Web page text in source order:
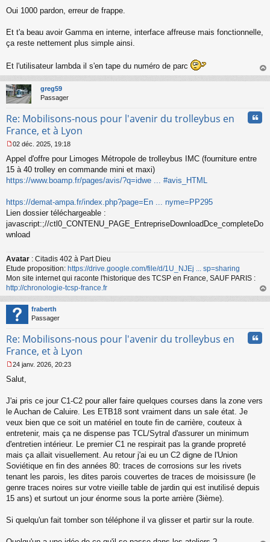
e
s
g
n
o
n
l
u
Oui 1000 pardon, erreur de frappe.
Et t'a beau avoir Gamma en interne, interface affreuse mais fonctionnelle,
ça reste nettement plus simple ainsi.
Et l'utilisateur lambda il s'en tape du numéro de parc
au
greg59
Passager
Re: Mobilisons-nous pour l'avenir du trolleybus en
France, et à Lyon
e
s
s
a
e
n
o
n
02 déc. 2025, 19:18
Appel d'offre pour Limoges Métropole de trolleybus IMC (fourniture entre
15 à 40 trolley en commande mini et maxi)
https://www.boamp.fr/pages/avis/?q=idwe ... #avis_HTML
https://demat-ampa.fr/index.php?page=En ... nyme=PP295
Lien dossier téléchargeable :
javascript:;//ctl0_CONTENU_PAGE_EntrepriseDownloadDce_completeDo
wnload
Avatar : Citadis 402 à Part Dieu
Etude proposition: https://drive.google.com/file/d/1U_NJEj ... sp=sharing
Mon site internet qui raconte l'historique des TCSP en France, SAUF PARIS :
http://chronologie-tcsp-france.fr
au
fraberth
Passager
Re: Mobilisons-nous pour l'avenir du trolleybus en
France, et à Lyon
e
s
a
g
e
n
o
n
u
24 janv. 2026, 20:23
Salut,
J'ai pris ce jour C1-C2 pour aller faire quelques courses dans la zone vers
le Auchan de Caluire. Les ETB18 sont vraiment dans un sale état. Je
veux bien que ce soit un matériel en toute fin de carrière, couteux à
entretenir, mais ça ne dispense pas TCL/Sytral d'assurer un minimum
d'entretien intérieur. Le premier C1 ne respirait pas la grande propreté
mais ça allait visuellement. Au retour j'ai eu un C2 digne de l'Union
Soviétique en fin des années 80: traces de corrosions sur les rivets
tenant les parois, les dites parois couvertes de traces de moisissure (le
genre traces noires sur votre vieille table de jardin qui est inutilisé depuis
15 ans) et surtout un jour énorme sous la porte arrière (3ième).
Si quelqu'un fait tomber son téléphone il va glisser et partir sur la route.